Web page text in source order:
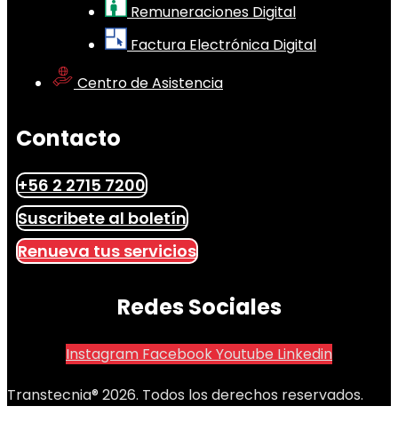
Remuneraciones Digital
Factura Electrónica Digital
Centro de Asistencia
Contacto
+56 2 2715 7200
Suscribete al boletín
Renueva tus servicios
Redes Sociales
Instagram FacebookYoutube Linkedin
Transtecnia® 2026. Todos los derechos reservados.